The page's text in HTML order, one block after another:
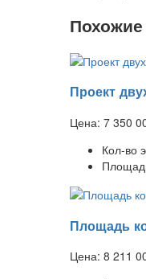
Проект
Цена: 7 350
Кол-во
Площадь
Цена: 8 211